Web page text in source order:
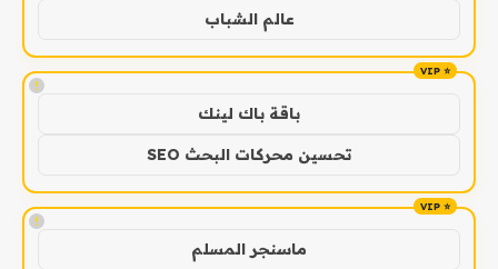
عالم الشباب
!
باقة باك لينك
تحسين محركات البحث SEO
!
ماسنجر المسلم